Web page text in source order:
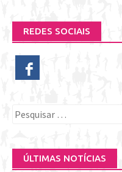
REDES SOCIAIS
Pesquisar
ÚLTIMAS NOTÍCIAS